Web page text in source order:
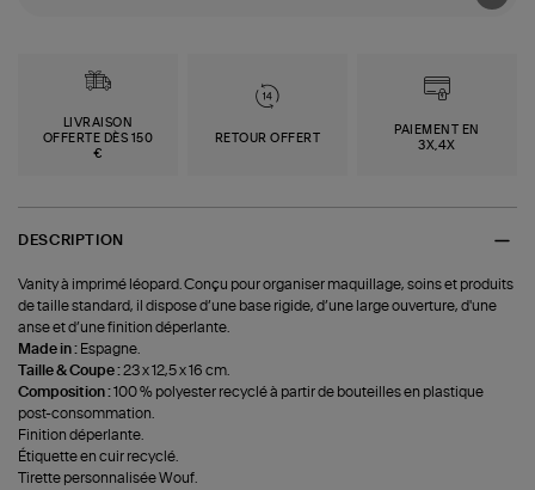
LIVRAISON
OFFERTE DÈS 150
€
RETOUR OFFERT
PAIEMENT EN
3X,4X
DESCRIPTION
Vanity à imprimé léopard. Conçu pour organiser maquillage, soins et produits
de taille standard, il dispose d’une base rigide, d’une large ouverture, d'une
anse et d’une finition déperlante.
Made in : Espagne.
Taille & Coupe :23 x 12,5 x 16 cm.
Composition :100 % polyester recyclé à partir de bouteilles en plastique
post-consommation.
Finition déperlante.
Étiquette en cuir recyclé.
Tirette personnalisée Wouf.